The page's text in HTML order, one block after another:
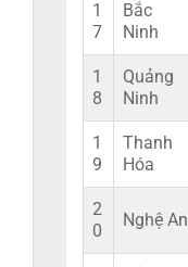
1
7
Bắc
Ninh
1
8
Quảng
Ninh
1
9
Thanh
Hóa
2
0
Nghệ An